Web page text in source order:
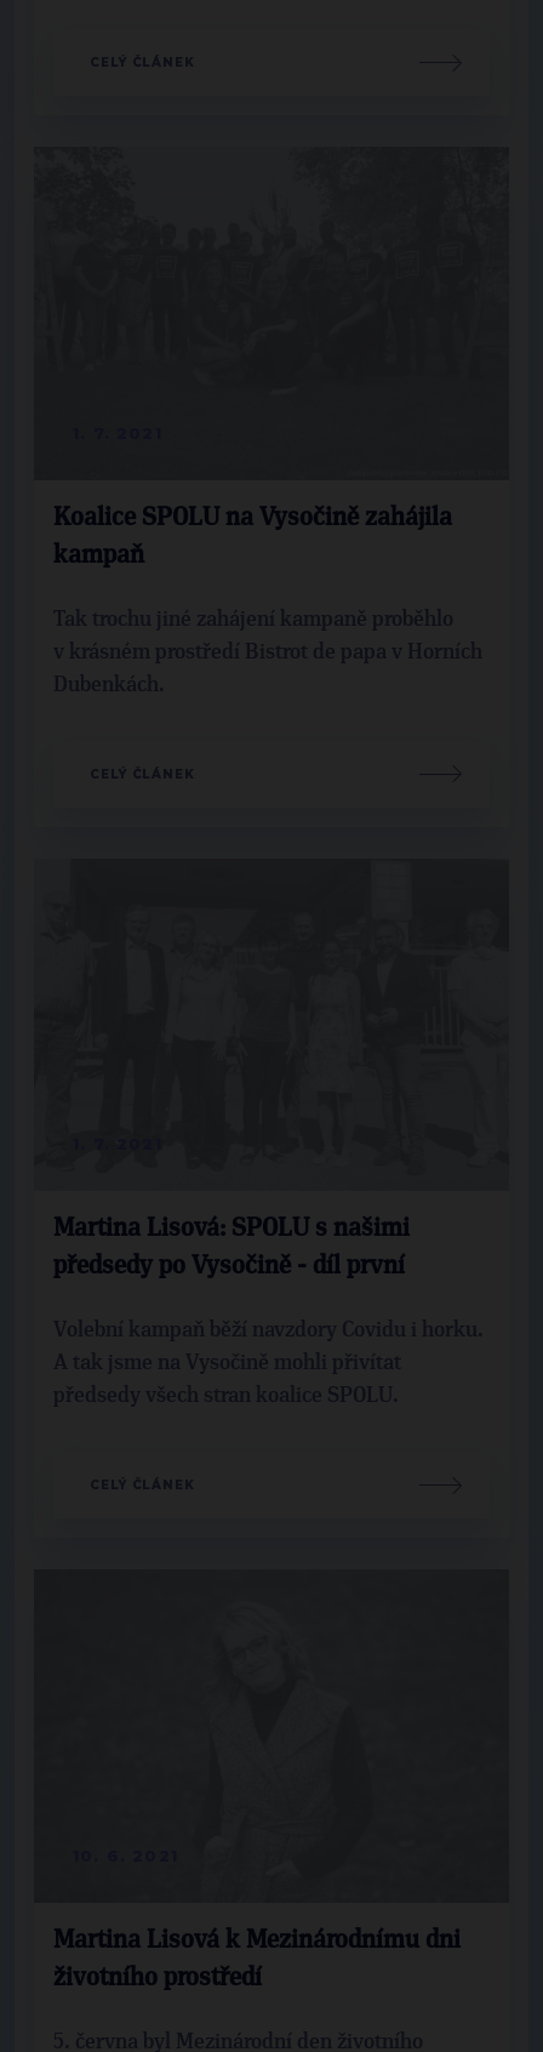
CELÝ ČLÁNEK
Koalice SPOLU na Vysočině zahájila
kampaň
Tak trochu jiné zahájení kampaně proběhlo
v krásném prostředí Bistrot de papa v Horních
Dubenkách.
CELÝ ČLÁNEK
Martina Lisová: SPOLU s našimi
předsedy po Vysočině - díl první
Volební kampaň běží navzdory Covidu i horku.
A tak jsme na Vysočině mohli přivítat
předsedy všech stran koalice SPOLU.
CELÝ ČLÁNEK
Martina Lisová k Mezinárodnímu dni
životního prostředí
5. června byl Mezinárodní den životního